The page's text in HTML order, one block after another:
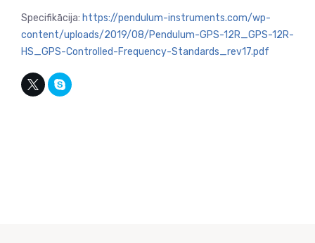
Specifikācija: https://pendulum-instruments.com/wp-
content/uploads/2019/08/Pendulum-GPS-12R_GPS-12R-
HS_GPS-Controlled-Frequency-Standards_rev17.pdf